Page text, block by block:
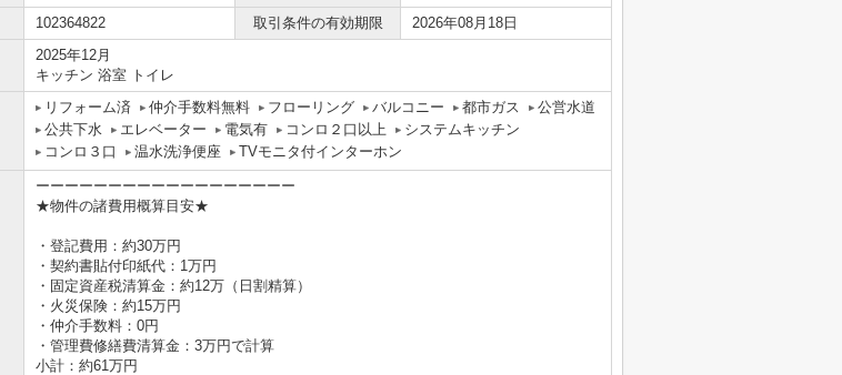
102364822 取引条件の有効期限 2026年08月18日
2025年12月
キッチン 浴室 トイレ
リフォーム済 仲介手数料無料 フローリング バルコニー 都市ガス
公営水道
公共下水
エレベーター 電気有 コンロ２口以上
システムキッチン
コンロ３口
温水洗浄便座 TVモニタ付インターホン
ーーーーーーーーーーーーーーーーーー
★物件の諸費用概算目安★
・登記費用：約30万円
・契約書貼付印紙代：1万円
・固定資産税清算金：約12万（日割精算）
・火災保険：約15万円
・仲介手数料：0円
・管理費修繕費清算金：3万円で計算
小計：約61万円